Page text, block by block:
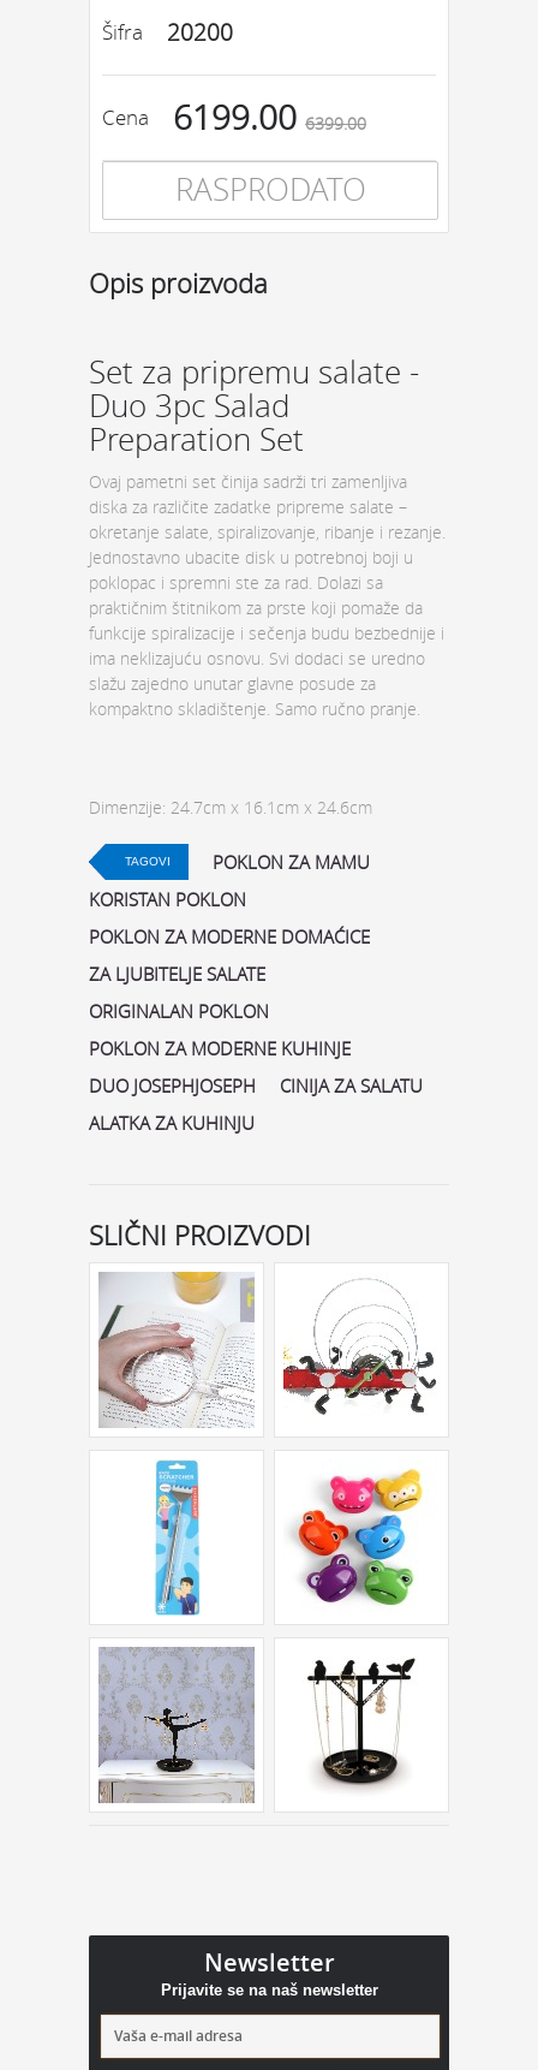
Šifra 20200
Cena 6199.00 6399.00
RASPRODATO
Opis proizvoda
Set za pripremu salate -
Duo 3pc Salad
Preparation Set
Ovaj pametni set činija sadrži tri zamenljiva
diska za različite zadatke pripreme salate –
okretanje salate, spiralizovanje, ribanje i rezanje.
Jednostavno ubacite disk u potrebnoj boji u
poklopac i spremni ste za rad. Dolazi sa
praktičnim štitnikom za prste koji pomaže da
funkcije spiralizacije i sečenja budu bezbednije i
ima neklizajuću osnovu. Svi dodaci se uredno
slažu zajedno unutar glavne posude za
kompaktno skladištenje. Samo ručno pranje.
Dimenzije: 24.7cm x 16.1cm x 24.6cm
TAGOVI
POKLON ZA MAMU
KORISTAN POKLON
POKLON ZA MODERNE DOMAĆICE
ZA LJUBITELJE SALATE
ORIGINALAN POKLON
POKLON ZA MODERNE KUHINJE
DUO JOSEPHJOSEPH
CINIJA ZA SALATU
ALATKA ZA KUHINJU
SLIČNI PROIZVODI
Newsletter
Prijavite se na naš newsletter